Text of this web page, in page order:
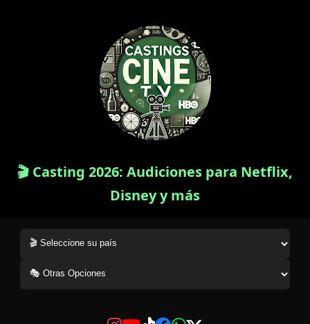
🎬 Casting 2026: Audiciones para Netflix,
Disney y más